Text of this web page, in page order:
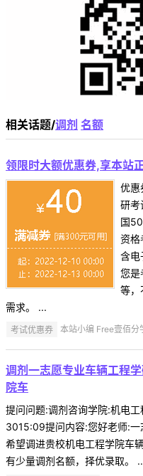
相关话题/调剂 名额
领限时大额优惠券,享本站
优惠
研考
国
资格
含电
您是
等，
需求。 ...
考试优惠券 本站小编 Free壹佰
调剂一志愿专业车辆工程
院车
提问问题:调剂咨询学院:机电
3015:09提问内容:您好老师:
希望调进贵校机电工程学院车
有少量调剂名额，择优录取。